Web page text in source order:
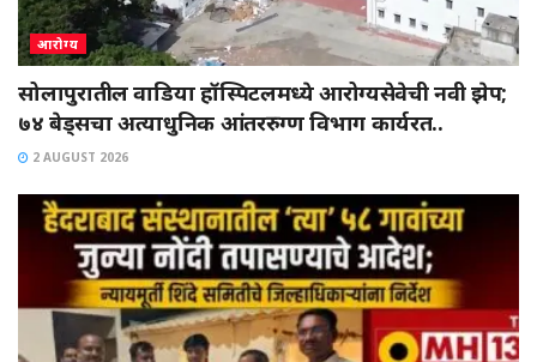
आरोग्य
सोलापुरातील वाडिया हॉस्पिटलमध्ये आरोग्यसेवेची नवी झेप;
७४ बेड्सचा अत्याधुनिक आंतररुग्ण विभाग कार्यरत..
2 AUGUST 2026